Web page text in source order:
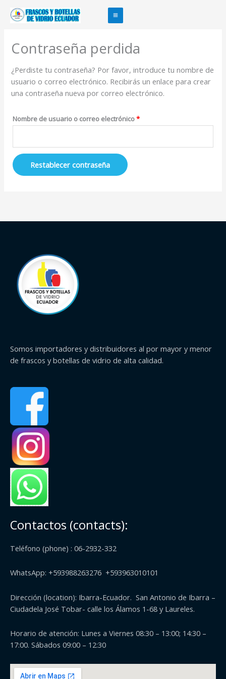
Contraseña perdida
¿Perdiste tu contraseña? Por favor, introduce tu nombre de
usuario o correo electrónico. Recibirás un enlace para crear
una contraseña nueva por correo electrónico.
Nombre de usuario o correo electrónico*
Restablecer contraseña
Somos importadores y distribuidores al por mayor y menor
de frascos y botellas de vidrio de alta calidad.
Contactos (contacts):
Teléfono (phone) : 06-2932-332
WhatsApp: +593988263276 +593963010101
Dirección (location): Ibarra-Ecuador. San Antonio de Ibarra –
Ciudadela José Tobar- calle los Álamos 1-68 y Laureles.
Horario de atención: Lunes a Viernes 08:30 – 13:00; 14:30 –
17:00. Sábados 09:00 – 12:30